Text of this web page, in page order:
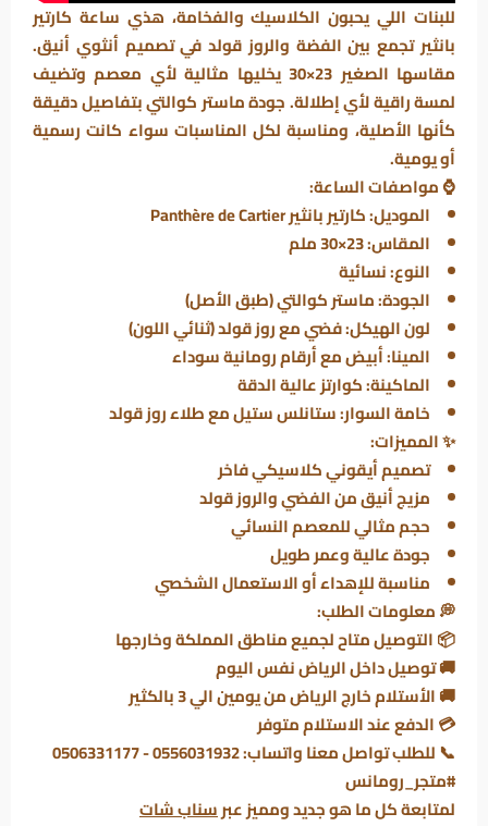
للبنات اللي يحبون الكلاسيك والفخامة، هذي ساعة كارتير
بانثير تجمع بين الفضة والروز قولد في تصميم أنثوي أنيق.
مقاسها الصغير 23×30 يخليها مثالية لأي معصم وتضيف
لمسة راقية لأي إطلالة. جودة ماستر كوالتي بتفاصيل دقيقة
كأنها الأصلية، ومناسبة لكل المناسبات سواء كانت رسمية
أو يومية.
⌚ مواصفات الساعة:
الموديل: كارتير بانثير Panthère de Cartier
المقاس: 23×30 ملم
النوع: نسائية
الجودة: ماستر كوالتي (طبق الأصل)
لون الهيكل: فضي مع روز قولد (ثنائي اللون)
المينا: أبيض مع أرقام رومانية سوداء
الماكينة: كوارتز عالية الدقة
خامة السوار: ستانلس ستيل مع طلاء روز قولد
✨ المميزات:
تصميم أيقوني كلاسيكي فاخر
مزيج أنيق من الفضي والروز قولد
حجم مثالي للمعصم النسائي
جودة عالية وعمر طويل
مناسبة للإهداء أو الاستعمال الشخصي
💭 معلومات الطلب:
📦 التوصيل متاح لجميع مناطق المملكة وخارجها
🚚 توصيل داخل الرياض نفس اليوم
🚚 الأستلام خارج الرياض من يومين الي 3 بالكثير
💳 الدفع عند الاستلام متوفر
📞 للطلب تواصل معنا واتساب: 0556031932 - 0506331177
#متجر_رومانس
لمتابعة كل ما هو جديد ومميز عبرسناب شات